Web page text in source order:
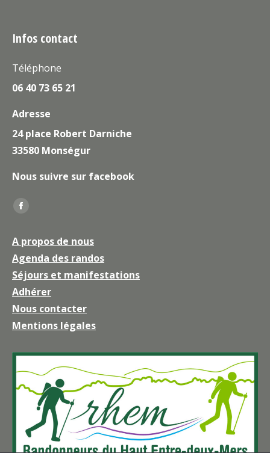
Infos contact
Téléphone
06 40 73 65 21
Adresse
24 place Robert Darniche
33580 Monségur
Nous suivre sur facebook
Trouvez nous sur :
La
Facebook
s'ouvre
dans
une
nouvelle
fenêtre
A propos de nous
Agenda des randos
Séjours et manifestations
Adhérer
Nous contacter
Mentions légales